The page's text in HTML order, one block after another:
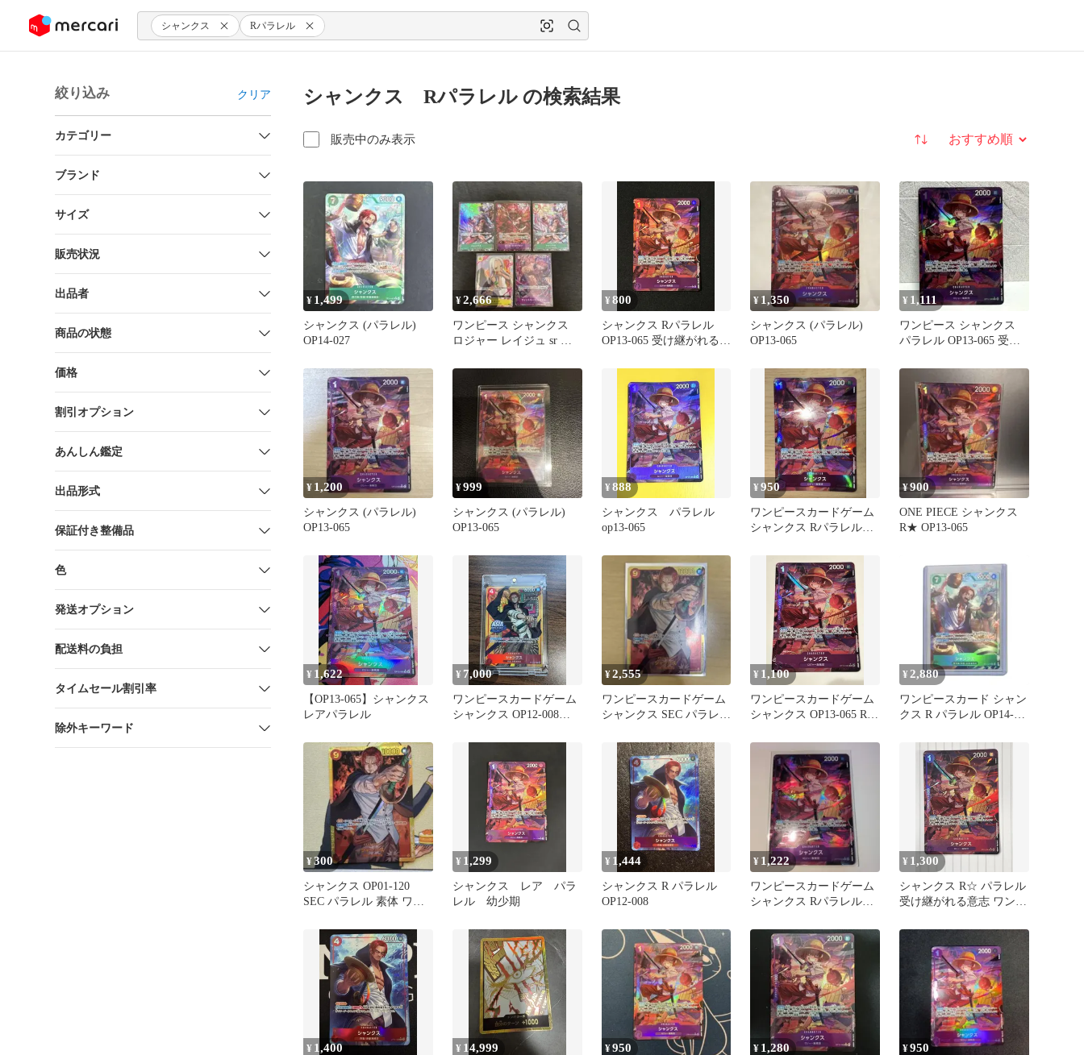
ツにスキップ シャンクス Rパラレル
絞り込み クリア
カテゴリー
ブランド
サイズ
販売状況
出品者
商品の状態
価格
割引オプション
あんしん鑑定
出品形式
保証付き整備品
色
発送オプション
配送料の負担
タイムセール割引率
除外キーワード
シャンクス Rパラレル の検索結果
販売中のみ表示 並び替え
¥ 1,499
シャンクス (パラレル)
OP14-027
¥2,666
ワンピース シャンクス
ロジャー レイジュ sr パ
¥800
シャンクス Rパラレル
OP13-065 受け継がれる意
¥ 1,350
シャンクス (パラレル)
OP13-065
¥ 1,111
ワンピース シャンクス
パラレル OP13-065 受け
¥ 1,200
シャンクス (パラレル)
OP13-065
¥999
シャンクス (パラレル)
OP13-065
¥888
シャンクス パラレル
op13-065
¥950
ワンピースカードゲーム
シャンクス Rパラレル
¥900
ONE PIECE シャンクス
R★ OP13-065
¥ 1,622
【OP13-065】シャンクス
レアパラレル
¥ 7,000
ワンピースカードゲーム
シャンクス OP12-008
¥2,555
ワンピースカードゲーム
シャンクス SEC パラレル
¥ 1,100
ワンピースカードゲーム
シャンクス OP13-065 Rパ
¥ 2,880
ワンピースカード シャン
クス R パラレル OP14-
¥300
シャンクス OP01-120
SEC パラレル 素体 ワン
¥ 1,299
シャンクス レア パラ
レル 幼少期
¥ 1,444
シャンクス R パラレル
OP12-008
¥ 1,222
ワンピースカードゲーム
シャンクス Rパラレル
¥ 1,300
シャンクス R☆ パラレル
受け継がれる意志 ワンピ
¥ 1,400 ¥ 14,999 ¥950 ¥ 1,280 ¥950